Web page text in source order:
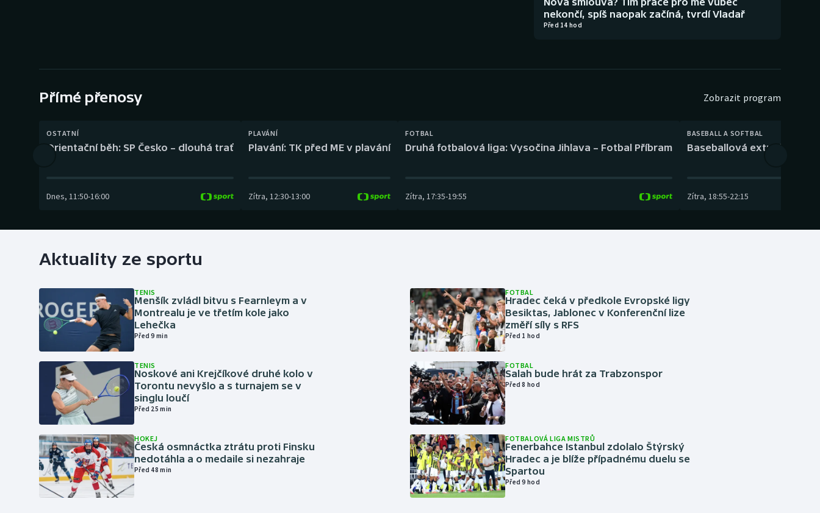
Gymnastika Plážový volejbal
nekončí, spíš naopak začíná, tvrdí Vladař
Před 14 hod
Přímé přenosy Zobrazit program
OSTATNÍ
Orientační běh: SP Česko – dlouhá trať
Dnes, 11:50-16:00
PLAVÁNÍ
Plavání: TK před ME v plavání
Zítra, 12:30-13:00
FOTBAL
Druhá fotbalová liga: Vysočina Jihlava – Fotbal Příbram
Zítra, 17:35-19:55
BASEBALL A SOFTBAL
Baseballová extraliga:
Zítra, 18:55-22:15
Aktuality ze sportu
TENIS
Menšík zvládl bitvu s Fearnleym a v
Montrealu je ve třetím kole jako
Lehečka
Před 9 min
TENIS
Noskové ani Krejčíkové druhé kolo v
Torontu nevyšlo a s turnajem se v
singlu loučí
Před 25 min
HOKEJ
Česká osmnáctka ztrátu proti Finsku
nedotáhla a o medaile si nezahraje
Před 48 min
FOTBAL
Hradec čeká v předkole Evropské ligy
Besiktas, Jablonec v Konferenční lize
změří síly s RFS
Před 1 hod
FOTBAL
Salah bude hrát za Trabzonspor
Před 8 hod
FOTBALOVÁ LIGA MISTRŮ
Fenerbahce Istanbul zdolalo Štýrský
Hradec a je blíže případnému duelu se
Spartou
Před 9 hod